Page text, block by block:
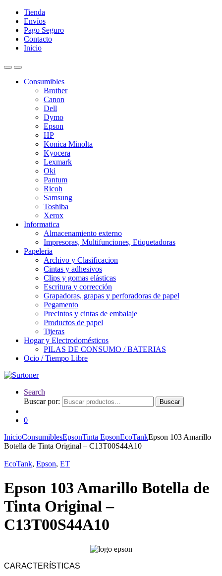
Tienda
Envíos
Pago Seguro
Contacto
Inicio
Consumibles
Brother
Canon
Dell
Dymo
Epson
HP
Konica Minolta
Kyocera
Lexmark
Oki
Pantum
Ricoh
Samsung
Toshiba
Xerox
Informatica
Almacenamiento externo
Impresoras, Multifunciones, Etiquetadoras
Papeleria
Archivo y Clasificacion
Cintas y adhesivos
Clips y gomas elásticas
Escritura y corrección
Grapadoras, grapas y perforadoras de papel
Pegamento
Precintos y cintas de embalaje
Productos de papel
Tijeras
Hogar y Electrodomésticos
PILAS DE CONSUMO / BATERIAS
Ocio / Tiempo Libre
Search
Buscar por:
Buscar
0
InicioConsumiblesEpsonTinta EpsonEcoTankEpson 103 Amarillo
Botella de Tinta Original – C13T00S44A10
EcoTank, Epson, ET
Epson 103 Amarillo Botella de
Tinta Original –
C13T00S44A10
CARACTERÍSTICAS